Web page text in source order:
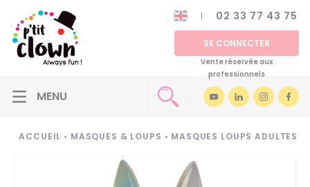
02 33 77 43 75
SE CONNECTER
Vente réservée aux
professionnels
ACCUEIL • MASQUES & LOUPS • MASQUES LOUPS ADULTES